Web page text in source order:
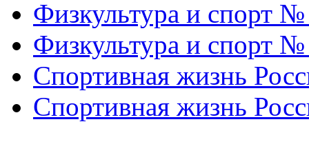
Физкультура и спорт
Физкультура и спорт
Спортивная жизнь
Спортивная жизнь